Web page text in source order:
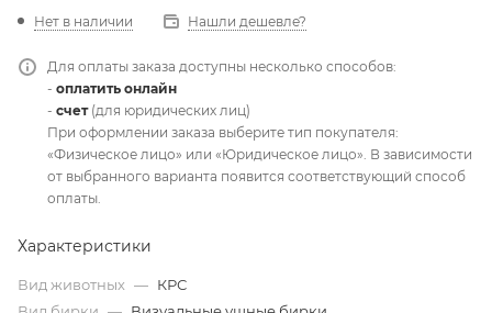
Нет в наличии Нашли дешевле?
Для оплаты заказа доступны несколько способов:
- оплатить онлайн
- счет(для юридических лиц)
При оформлении заказа выберите тип покупателя:
«Физическое лицо» или «Юридическое лицо». В зависимости
от выбранного варианта появится соответствующий способ
оплаты.
Характеристики
Вид животных — КРС